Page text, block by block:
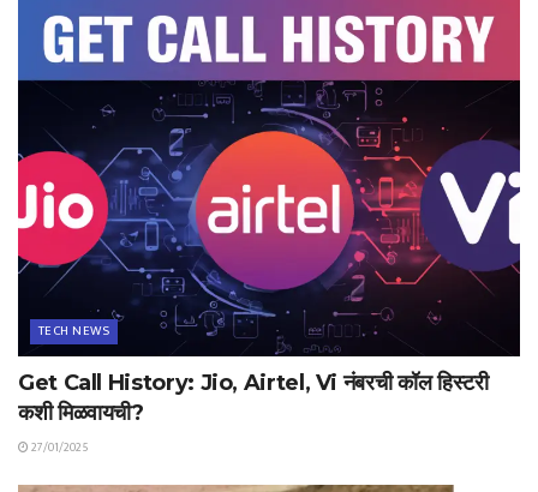
TECH NEWS
Get Call History: Jio, Airtel, Vi नंबरची कॉल हिस्टरी
कशी मिळवायची?
27/01/2025